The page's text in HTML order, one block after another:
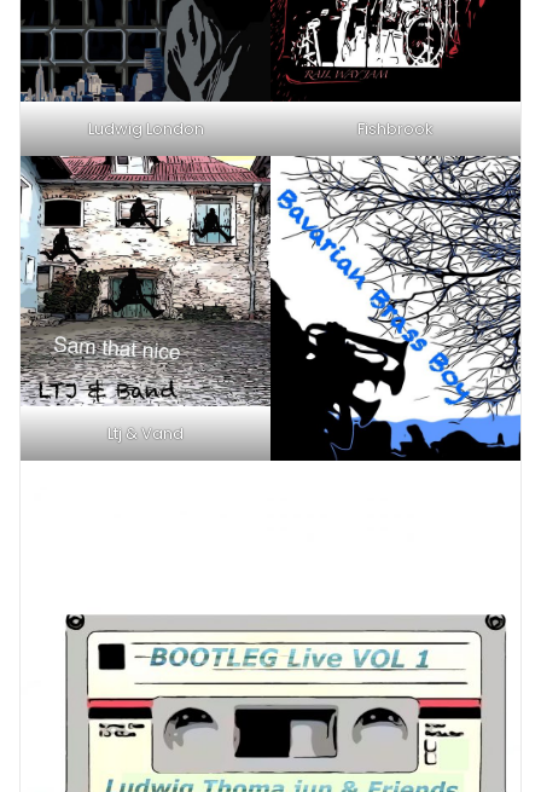
Ludwig London Fishbrook
Ltj & Vand